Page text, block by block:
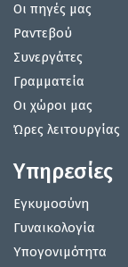
Οι πηγές μας
Ραντεβού
Συνεργάτες
Γραμματεία
Οι χώροι μας
Ώρες λειτουργίας
Υπηρεσίες
Εγκυμοσύνη
Γυναικολογία
Υπογονιμότητα